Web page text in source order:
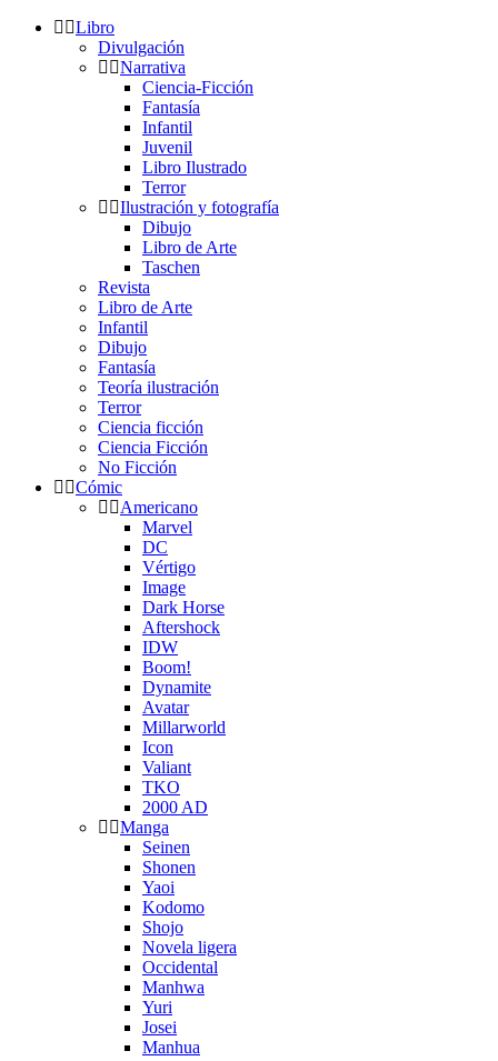
Libro
Divulgación
Narrativa
Ciencia-Ficción
Fantasía
Infantil
Juvenil
Libro Ilustrado
Terror
Ilustración y fotografía
Dibujo
Libro de Arte
Taschen
Revista
Libro de Arte
Infantil
Dibujo
Fantasía
Teoría ilustración
Terror
Ciencia ficción
Ciencia Ficción
No Ficción
Cómic
Americano
Marvel
DC
Vértigo
Image
Dark Horse
Aftershock
IDW
Boom!
Dynamite
Avatar
Millarworld
Icon
Valiant
TKO
2000 AD
Manga
Seinen
Shonen
Yaoi
Kodomo
Shojo
Novela ligera
Occidental
Manhwa
Yuri
Josei
Manhua